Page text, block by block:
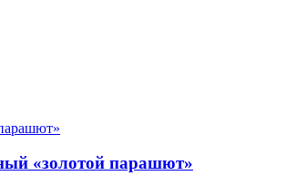
«золотой парашют»